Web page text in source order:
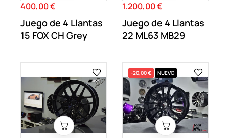
Precio
400,00 €
Juego de 4 Llantas
15 FOX CH Grey
Precio
1.200,00 €
Juego de 4 Llantas
22 ML63 MB29
-20,00 € NUEVO